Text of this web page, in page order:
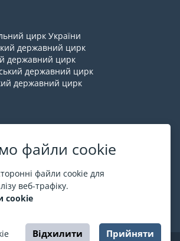
файли cookie
файли cookie для
веб-трафіку.
cookie
Відхилити Прийняти
цирк України
державний цирк
державний цирк
державний цирк
державний цирк
.in.ua
афіша Києва та
Всі квитки продаються